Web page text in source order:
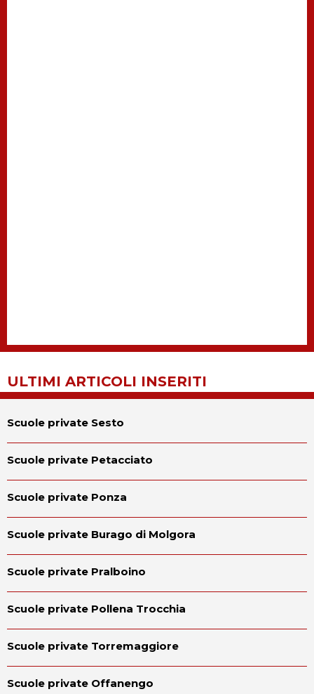
ULTIMI ARTICOLI INSERITI
Scuole private Sesto
Scuole private Petacciato
Scuole private Ponza
Scuole private Burago di Molgora
Scuole private Pralboino
Scuole private Pollena Trocchia
Scuole private Torremaggiore
Scuole private Offanengo